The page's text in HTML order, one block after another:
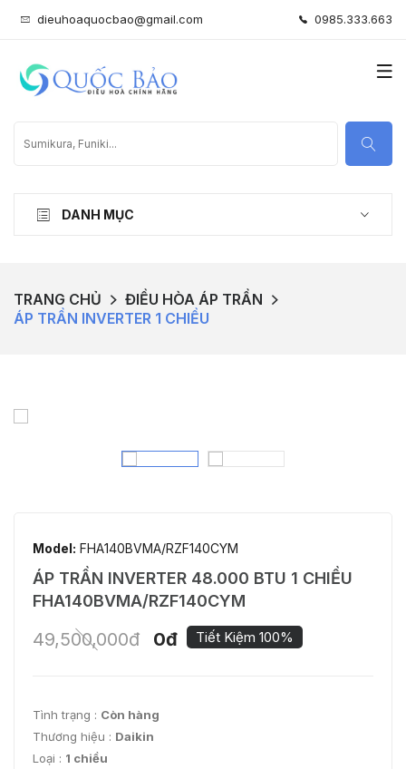
dieuhoaquocbao@gmail.com 0985.333.663
DANH MỤC
TRANG CHỦ
ĐIỀU HÒA ÁP TRẦN
ÁP TRẦN INVERTER 1 CHIỀU
Model: FHA140BVMA/RZF140CYM
ÁP TRẦN INVERTER 48.000 BTU 1 CHIỀU
FHA140BVMA/RZF140CYM
49,500,000đ 0đ Tiết Kiệm 100%
Tình trạng : Còn hàng
Thương hiệu : Daikin
Loại : 1 chiều